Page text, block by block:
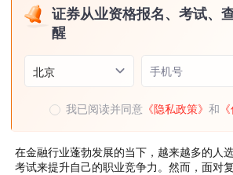
证券从业资格报名、考试、
醒
北京 手机号
我已阅读并同意 《隐私政策》和
在金融行业蓬勃发展的当下，越来越多的人
考试来提升自己的职业竞争力。然而，面对